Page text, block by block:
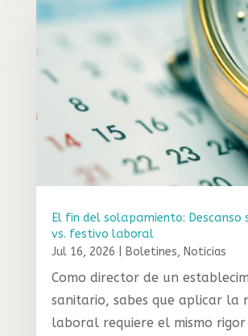
El fin del solapamiento: Descanso
vs. festivo laboral
Jul 16, 2026
Boletines, Noticias
Como director de un
sanitario, sabes que aplicar la
laboral requiere el mismo